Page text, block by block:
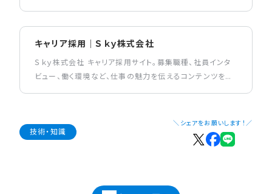
キャリア採用｜Ｓｋｙ株式会社
Ｓｋｙ株式会社 キャリア採用サイト。募集職種、社員インタ
ビュー、働く環境など、仕事の魅力を伝えるコンテンツを掲
技術・知識
＼シェアをお願いします！／